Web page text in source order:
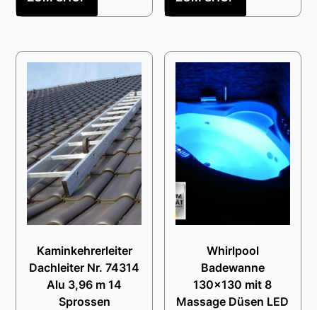
Kaminkehrerleiter
Dachleiter Nr. 74314
Alu 3,96 m 14
Sprossen
Whirlpool
Badewanne
130×130 mit 8
Massage Düsen LED